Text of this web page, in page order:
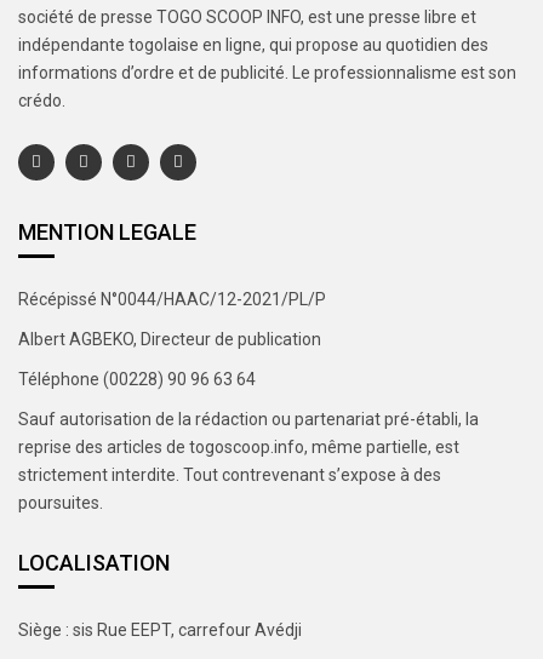
société de presse TOGO SCOOP INFO, est une presse libre et
indépendante togolaise en ligne, qui propose au quotidien des
informations d’ordre et de publicité. Le professionnalisme est son
crédo.
MENTION LEGALE
Récépissé N°0044/HAAC/12-2021/PL/P
Albert AGBEKO, Directeur de publication
Téléphone (00228) 90 96 63 64
Sauf autorisation de la rédaction ou partenariat pré-établi, la
reprise des articles de togoscoop.info, même partielle, est
strictement interdite. Tout contrevenant s’expose à des
poursuites.
LOCALISATION
Siège : sis Rue EEPT, carrefour Avédji